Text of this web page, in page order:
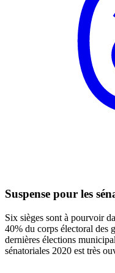
Suspense pour les
Six sièges sont à pourvoir
40% du corps électoral des
dernières élections
sénatoriales 2020 est très